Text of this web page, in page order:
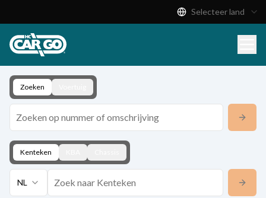
Download
Contact
Selecteer land
Zoeken
Kenteken
NL